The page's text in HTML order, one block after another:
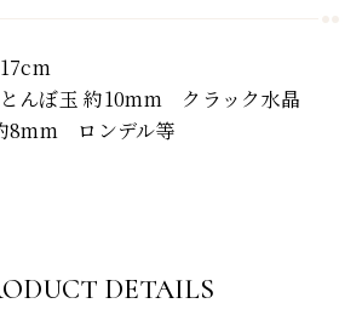
とんぼ玉 約10mm クラック水晶
ロンデル等
DETAILS